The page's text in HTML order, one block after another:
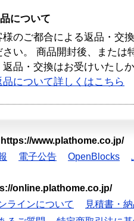
について
様のご都合による返品・交
さい。 商品開封後、または
返品・交換はお受けいたし
品について詳しくはこちら
https://www.plathome.co.jp/
電子公告 OpenBlocks
online.plathome.co.jp/
ラインについて
見積書・